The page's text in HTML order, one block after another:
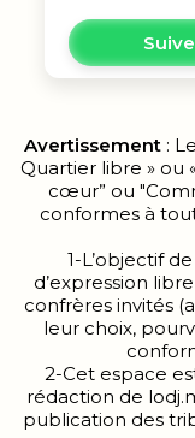
Avertissement:
Quartier libre » ou
cœur” ou
conformes à
1-L’objectif
d’expression
confrères invités
leur choix,
2-Cet espace
rédaction de
publication des